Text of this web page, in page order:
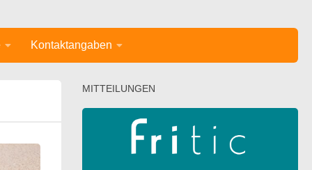
Kontaktangaben
MITTEILUNGEN